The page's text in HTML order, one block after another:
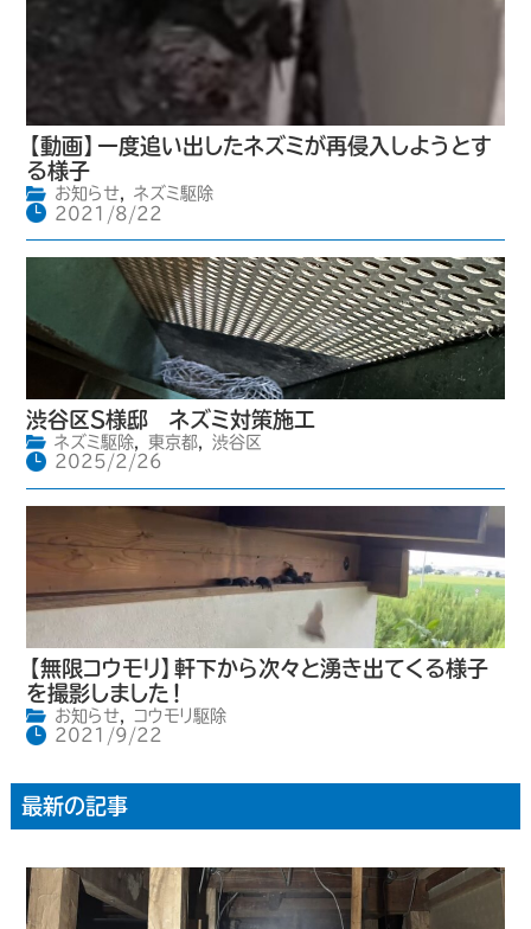
【動画】一度追い出したネズミが再侵入しようとす
る様子
お知らせ,
ネズミ駆除
2021/8/22
渋谷区S様邸 ネズミ対策施工
ネズミ駆除, 東京都,
渋谷区
2025/2/26
【無限コウモリ】軒下から次々と湧き出てくる様子
を撮影しました！
お知らせ,
コウモリ駆除
2021/9/22
最新の記事